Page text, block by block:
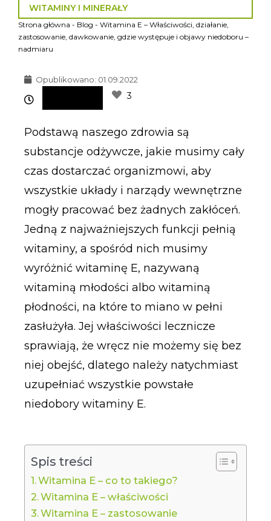
WITAMINY I MINERAŁY
Strona główna - Blog - Witamina E – Właściwości, działanie,
zastosowanie, dawkowanie, gdzie występuje i objawy niedoboru –
nadmiaru
Opublikowano: 01.09.2022
3
Podstawą naszego zdrowia są
substancje odżywcze, jakie musimy cały
czas dostarczać organizmowi, aby
wszystkie układy i narządy wewnętrzne
mogły pracować bez żadnych zakłóceń.
Jedną z najważniejszych funkcji pełnią
witaminy, a spośród nich musimy
wyróżnić witaminę E, nazywaną
witaminą młodości albo witaminą
płodności, na które to miano w pełni
zasłużyła. Jej właściwości lecznicze
sprawiają, że wręcz nie możemy się bez
niej obejść, dlatego należy natychmiast
uzupełniać wszystkie powstałe
niedobory witaminy E.
Spis treści
Witamina E – co to takiego?
Witamina E – właściwości
Witamina E – zastosowanie